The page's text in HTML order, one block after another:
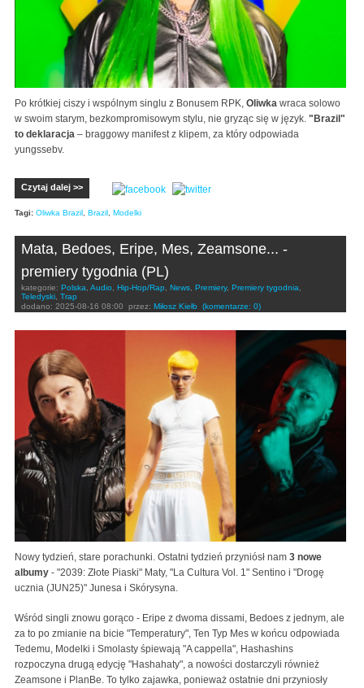
Po krótkiej ciszy i wspólnym singlu z Bonusem RPK, Oliwka wraca solowo
w swoim starym, bezkompromisowym stylu, nie gryząc się w język. "Brazil"
to deklaracja – braggowy manifest z klipem, za który odpowiada
yungssebv.
Czytaj dalej >>
Tagi: Oliwka Brazil Brazil Modelki
Mata, Bedoes, Eripe, Mes, Zeamsone... -
premiery tygodnia (PL)
kategorie: Polska Audio Hip-Hop/Rap News Premiery, Premiery tygodnia
Teledyski Trap
dodano: 2025-08-16 08:00 przez: Miłosz Kiełb (komentarze: 0)
Nowy tydzień, stare porachunki. Ostatni tydzień przyniósł nam 3 nowe
albumy - "2039: Złote Piaski" Maty, "La Cultura Vol. 1" Sentino i "Drogę
ucznia (JUN25)" Junesa i Skórysyna.
Wśród singli znowu gorąco - Eripe z dwoma dissami, Bedoes z jednym, ale
za to po zmianie na bicie "Temperatury", Ten Typ Mes w końcu odpowiada
Tedemu, Modelki i Smolasty śpiewają "A cappella", Hashashins
rozpoczyna drugą edycję "Hashahaty", a nowości dostarczyli również
Zeamsone i PlanBe. To tylko zajawka, ponieważ ostatnie dni przyniosły